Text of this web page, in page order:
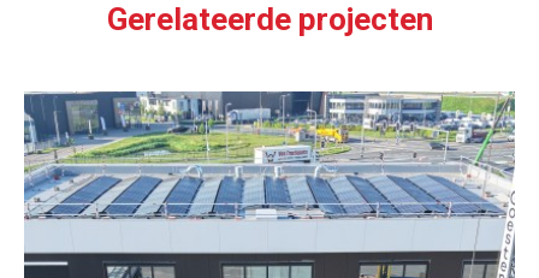
Gerelateerde projecten